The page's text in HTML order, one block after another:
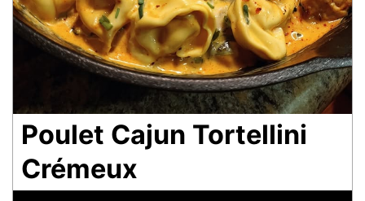
Poulet Cajun Tortellini
Crémeux